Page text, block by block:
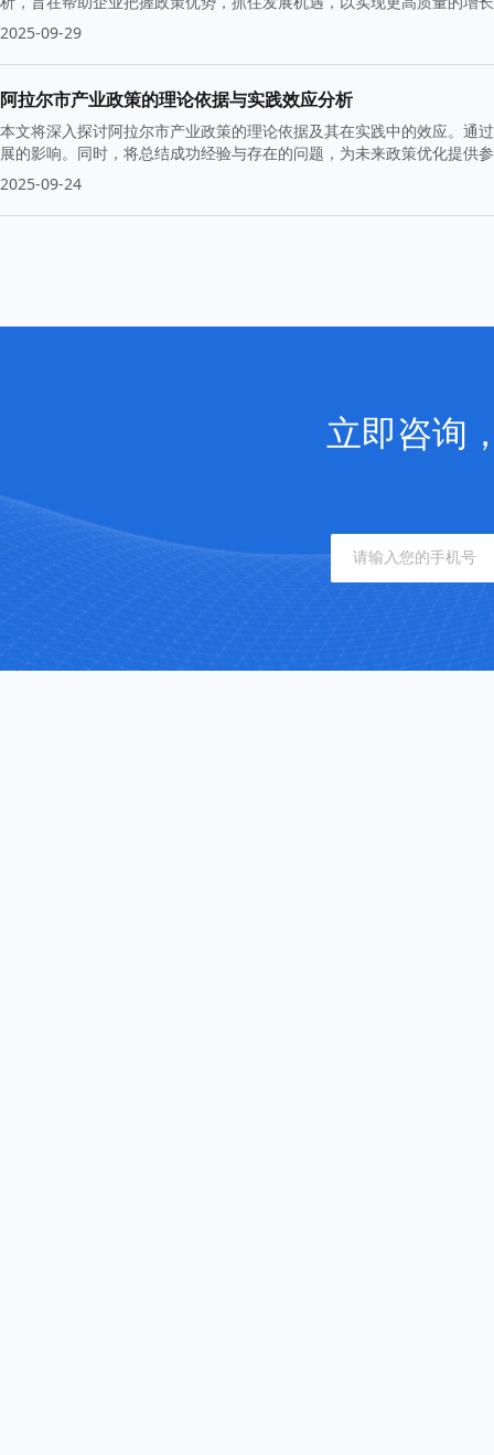
2025-09-29
阿拉尔市产业政策的理论依据与实践效应分析
本文将深入探讨阿拉尔市产业政策的理论依据及其在实践中的效应。通
展的影响。同时，将总结成功经验与存在的问题，为未来政策优化提供
2025-09-24
立即咨询